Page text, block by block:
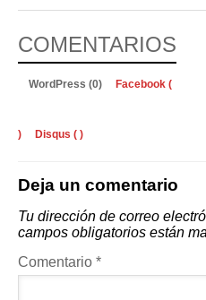
COMENTARIOS
WordPress (0) Facebook (
) Disqus ( )
Deja un comentario
Tu dirección de correo
campos obligatorios están
Comentario *